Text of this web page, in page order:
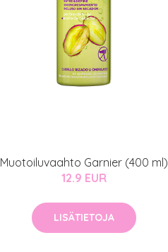
Muotoiluvaahto Garnier (400 ml)
12.9 EUR
LISÄTIETOJA